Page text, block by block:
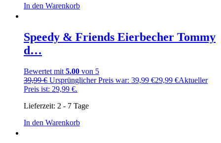
In den Warenkorb
Speedy & Friends Eierbecher Tommy
d…
Bewertet mit 5.00 von 5
39,99€ Ursprünglicher Preis war: 39,99 €29,99 €Aktueller
Preis ist: 29,99 €.
Lieferzeit: 2 - 7 Tage
In den Warenkorb